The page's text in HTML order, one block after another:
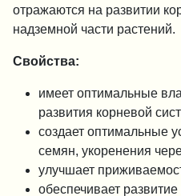
отражаются на развитии
надземной части растений.
Свойства:
имеет оптимальные
развития корневой
создает оптимальные
семян, укоренения
улучшает
обеспечивает